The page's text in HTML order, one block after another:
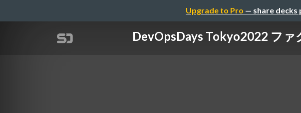
Upgrade to Pro — share decks
DevOpsDays Tokyo2022 フ